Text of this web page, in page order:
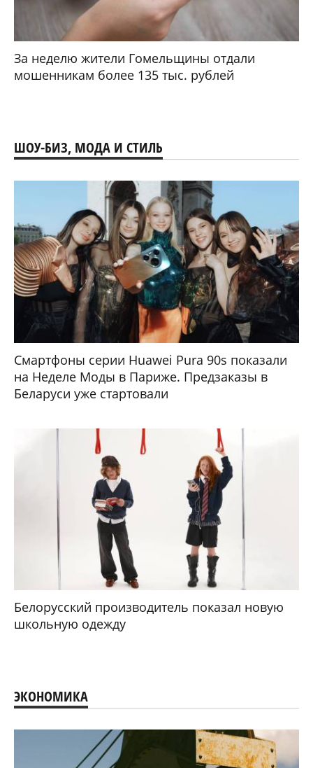
За неделю жители Гомельщины отдали
мошенникам более 135 тыс. рублей
ШОУ-БИЗ, МОДА И СТИЛЬ
Смартфоны серии Huawei Pura 90s показали
на Неделе Моды в Париже. Предзаказы в
Беларуси уже стартовали
Белорусский производитель показал новую
школьную одежду
ЭКОНОМИКА